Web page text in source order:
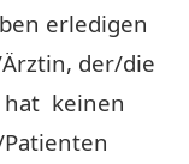
erledigen
der/die
hat keinen